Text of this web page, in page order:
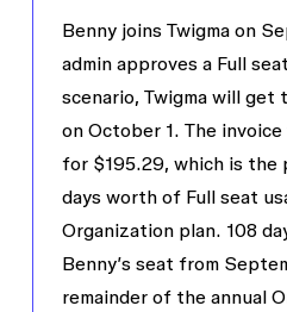
Benny joins Twigma on
admin approves a Full
scenario, Twigma will
on October 1. The
for $195.29, which is the
days worth of Full seat
Organization plan. 108
Benny’s seat from
remainder of the annual